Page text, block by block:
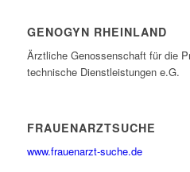
GENOGYN RHEINLAND
Ärztliche Genossenschaft für die
technische Dienstleistungen e.G.
FRAUENARZTSUCHE
www.frauenarzt-suche.de